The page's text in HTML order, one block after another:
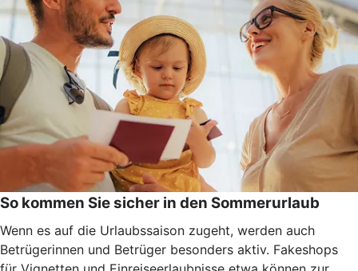
So kommen Sie sicher in den Sommerurlaub
Wenn es auf die Urlaubssaison zugeht, werden auch
Betrügerinnen und Betrüger besonders aktiv. Fakeshops